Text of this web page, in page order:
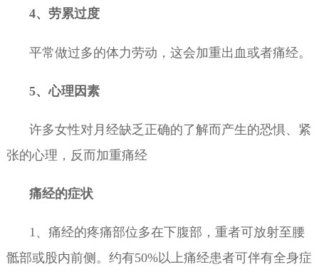
4、劳累过度
平常做过多的体力劳动，这会加重出血或者痛经。
5、心理因素
许多女性对月经缺乏正确的了解而产生的恐惧、紧
张的心理，反而加重痛经
痛经的症状
1、痛经的疼痛部位多在下腹部，重者可放射至腰
骶部或股内前侧。约有50%以上痛经患者可伴有全身症